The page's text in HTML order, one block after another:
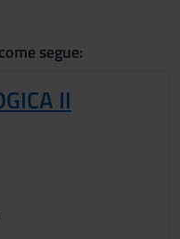
segue:
II